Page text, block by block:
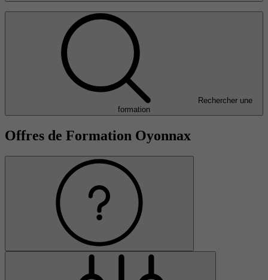
Rechercher une
formation
Offres de Formation Oyonnax